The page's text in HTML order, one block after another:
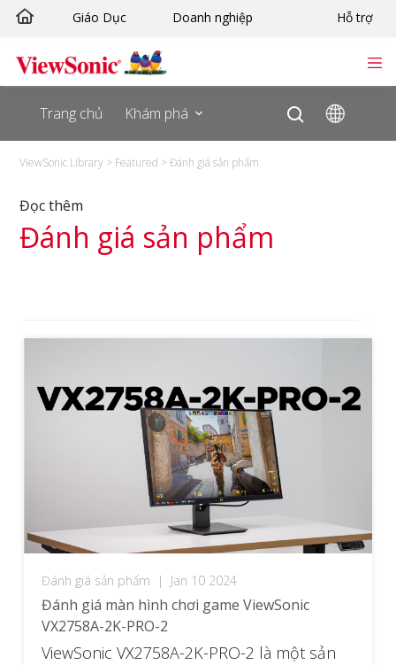
Skip
content
Giáo Dục Doanh nghiệp Hỗ trợ
Trang chủ Khám phá
ViewSonic Library > Featured >Đánh giá sản phẩm
Đọc thêm
Đánh giá sản phẩm
Đánh giá sản phẩm | Jan 10 2024
Đánh giá màn hình chơi game ViewSonic
VX2758A-2K-PRO-2
ViewSonic VX2758A-2K-PRO-2 là một sản